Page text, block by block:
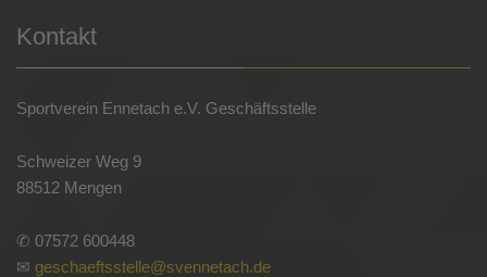
Kontakt
Sportverein Ennetach e.V. Geschäftsstelle
Schweizer Weg 9
88512 Mengen
✆ 07572 600448
✉ geschaeftsstelle@svennetach.de